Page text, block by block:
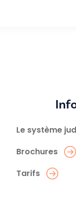
Le système
Brochures
Tarifs